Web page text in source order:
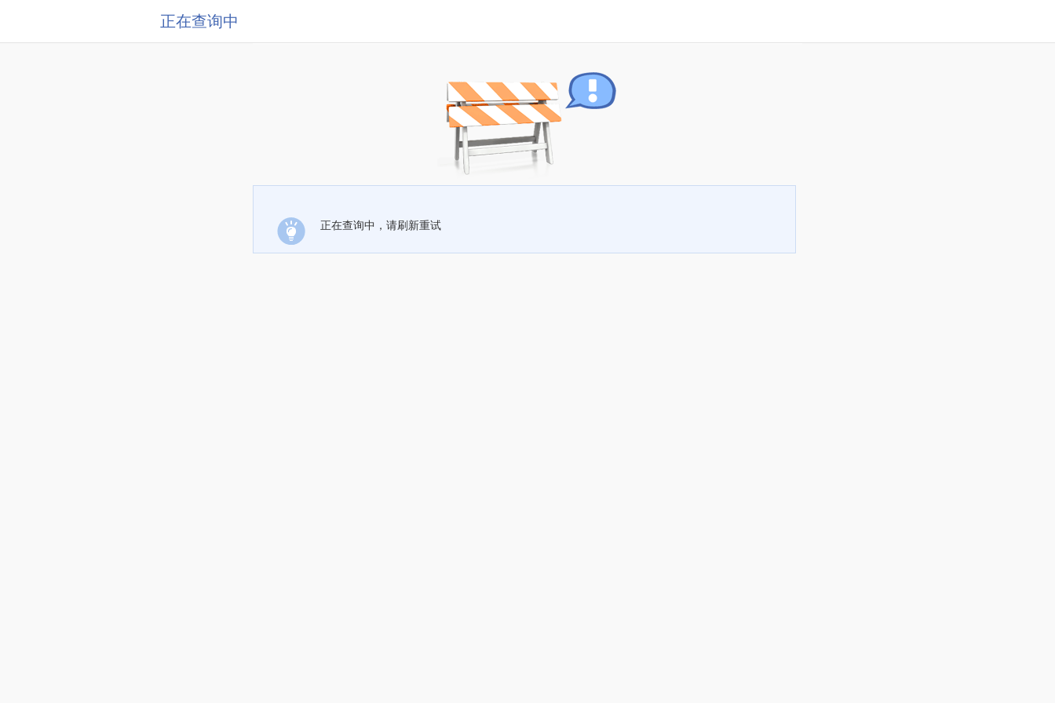
正在查询中
正在查询中，请刷新重试